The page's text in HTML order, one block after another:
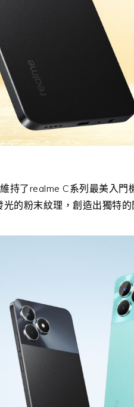
維持了realme C系列最美入門
的粉末紋理，創造出獨特